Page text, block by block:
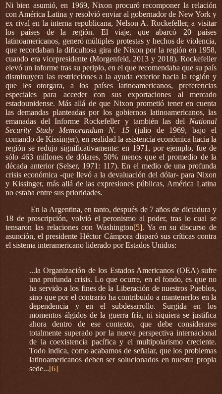
Ni bien asumió, en 1969, Nixon procuró recomponer la relación
con América Latina y resolvió enviar al gobernador de New York y
ex rival en la interna republicana, Nelson A. Rockefeller, a visitar
los países de la región. El viaje, que abarcó 20 países
latinoamericanos, generó múltiples protestas y hechos de violencia,
que recordaban la dificultosa gira de Nixon por la región en 1958,
cuando era vicepresidente (Morgenfeld, 2013 y 2018). Rockefeller
elevó un informe tras su periplo, en el que recomendaba que su país
disminuyera las restricciones a la ayuda exterior hacia la región y
que les otorgara, a los países latinoamericanos, preferencias
especiales para acceder con sus exportaciones al mercado
estadounidense. Más allá de que Nixon prometió tener en cuenta
las demandas planteadas por los gobiernos latinoamericanos, las
emanadas del Informe Rockefeller y también las del National
Security Study Memorandum N. 15 (julio de 1969, bajo el
comando de Kissinger), en realidad la asistencia económica hacia la
región se redujo significativamente: en 1971, por ejemplo, fue de
sólo 463 millones de dólares, 50% menos que el promedio de la
década anterior (Selser, 1971: 117). En el medio de una profunda
crisis económica -que llevó a la devaluación del dólar- para Nixon
y Kissinger, más allá de las expresiones públicas, América Latina
no estaba entre sus prioridades.
En la Argentina, en tanto, después de 7 años de dictadura y
18 de proscripción, volvió el peronismo al poder, tras lo cual se
tensaron las relaciones con Washington[5]. Ya en su discurso de
asunción, el presidente Héctor Cámpora disparó sus críticas contra
el sistema interamericano liderado por Estados Unidos:
...la Organización de los Estados Americanos (OEA) sufre
una profunda crisis. Lo que ocurre, en el fondo, es que no
ha servido a los fines de la Liberación de nuestros Pueblos,
sino que por el contrario ha contribuido a mantenerlos en la
dependencia y en el subdesarrollo. Surgida en los
momentos álgidos de la guerra fría, ni siquiera se justifica
ahora dentro de ese contexto, que debe considerarse
totalmente superado por la nueva perspectiva internacional
de la coexistencia pacífica y el multipolarismo creciente.
Todo indica, como acabamos de señalar, que los problemas
latinoamericanos deben ser solucionados en nuestra propia
sede...[6]